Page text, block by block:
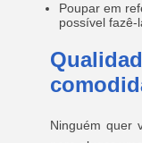
Poupar em
possível fazê-
Ninguém quer